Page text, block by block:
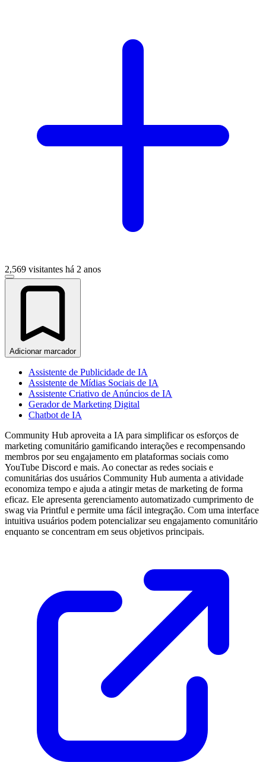
2,569 visitantes há 2 anos
Adicionar marcador
Assistente de Publicidade de IA
Assistente de Mídias Sociais de IA
Assistente Criativo de Anúncios de IA
Gerador de Marketing Digital
Chatbot de IA
Community Hub aproveita a IA para simplificar os esforços de
marketing comunitário gamificando interações e recompensando
membros por seu engajamento em plataformas sociais como
YouTube Discord e mais. Ao conectar as redes sociais e
comunitárias dos usuários Community Hub aumenta a atividade
economiza tempo e ajuda a atingir metas de marketing de forma
eficaz. Ele apresenta gerenciamento automatizado cumprimento de
swag via Printful e permite uma fácil integração. Com uma interface
intuitiva usuários podem potencializar seu engajamento comunitário
enquanto se concentram em seus objetivos principais.